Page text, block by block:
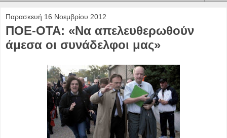
Παρασκευή 16 Νοεμβρίου 2012
ΠΟΕ-ΟΤΑ: «Να απελευθερωθούν
άμεσα οι συνάδελφοι μας»